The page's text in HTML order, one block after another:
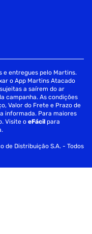
e entregues pelo Martins.
o App Martins Atacado
a saírem do ar
campanha. As condições
Valor do Frete e Prazo de
informada. Para maiores
Visite oeFácil para
de Distribuição S.A. - Todos